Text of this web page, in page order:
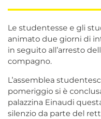
Le studentesse e gli
animato due giorni di
in seguito all’arresto
compagno.
L’assemblea
pomeriggio si è
palazzina Einaudi
silenzio da parte del